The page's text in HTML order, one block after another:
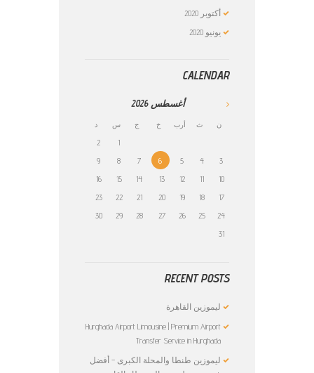
أكتوبر2020
يونيو2020
CALENDAR
أغسطس2026
ن ث أرب خ ج س د
1
2
3
4
5
6
7
8
9
10
11
12
13
14
15
16
17
18
19
20
21
22
23
24
25
26
27
28
29
30
31
RECENT POSTS
ليموزين القاهرة
Hurghada Airport Limousine | Premium Airport
Transfer Service in Hurghada
ليموزين طنطا والمحلة الكبرى – أفضل